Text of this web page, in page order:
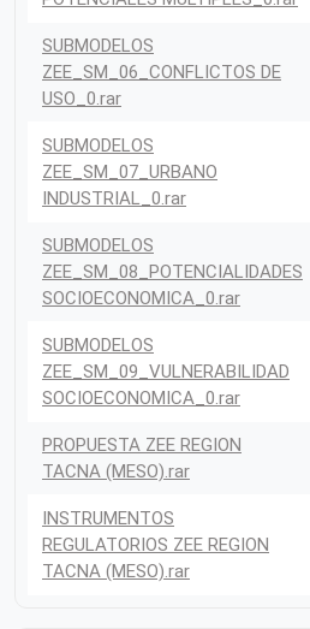
SUBMODELOS
ZEE_SM_06_CONFLICTOS DE
USO_0.rar
SUBMODELOS
ZEE_SM_07_URBANO
INDUSTRIAL_0.rar
SUBMODELOS
ZEE_SM_08_POTENCIALIDADES
SOCIOECONOMICA_0.rar
SUBMODELOS
ZEE_SM_09_VULNERABILIDAD
SOCIOECONOMICA_0.rar
PROPUESTA ZEE REGION
TACNA (MESO).rar
INSTRUMENTOS
REGULATORIOS ZEE REGION
TACNA (MESO).rar